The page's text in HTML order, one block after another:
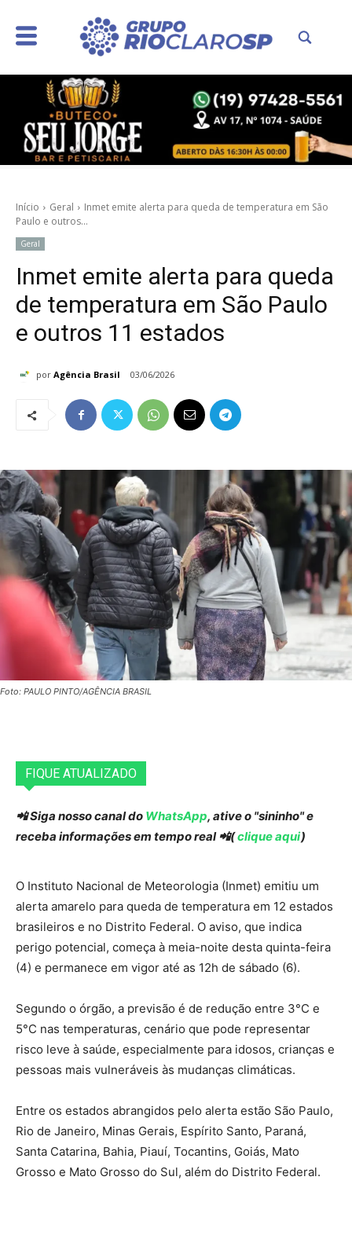
Início Geral
Inmet emite alerta para queda de temperatura em São
Paulo e outros...
Geral
Inmet emite alerta para queda
de temperatura em São Paulo
e outros 11 estados
por Agência Brasil 03/06/2026
Foto: PAULO PINTO/AGÊNCIA BRASIL
FIQUE ATUALIZADO
📲 Siga nosso canal do WhatsApp, ative o "sininho" e
receba informações em tempo real 📲(clique aqui)
O Instituto Nacional de Meteorologia (Inmet) emitiu um
alerta amarelo para queda de temperatura em 12 estados
brasileiros e no Distrito Federal. O aviso, que indica
perigo potencial, começa à meia-noite desta quinta-feira
(4) e permanece em vigor até as 12h de sábado (6).
Segundo o órgão, a previsão é de redução entre 3°C e
5°C nas temperaturas, cenário que pode representar
risco leve à saúde, especialmente para idosos, crianças e
pessoas mais vulneráveis às mudanças climáticas.
Entre os estados abrangidos pelo alerta estão São Paulo,
Rio de Janeiro, Minas Gerais, Espírito Santo, Paraná,
Santa Catarina, Bahia, Piauí, Tocantins, Goiás, Mato
Grosso e Mato Grosso do Sul, além do Distrito Federal.